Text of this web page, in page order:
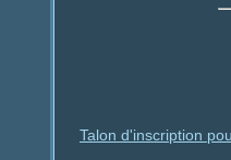
Talon d'inscription